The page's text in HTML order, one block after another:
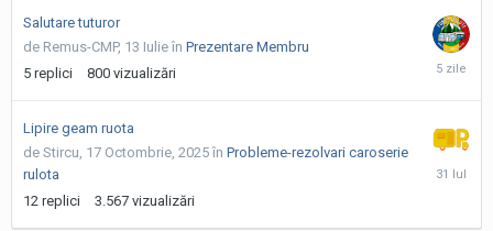
Salutare tuturor
de Remus-CMP, 13 Iulie în Prezentare Membru
5 replici 800 vizualizări
sâmbătă
Lipire geam ruota
de Stircu, 17 Octombrie, 2025 în Probleme-rezolvari caroserie
rulota
12 replici 3.567 vizualizări
31